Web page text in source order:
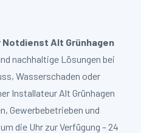
Notdienst Alt Grünhagen
nachhaltige Lösungen bei
Wasserschaden oder
Installateur Alt Grünhagen
Gewerbebetrieben und
die Uhr zur Verfügung – 24